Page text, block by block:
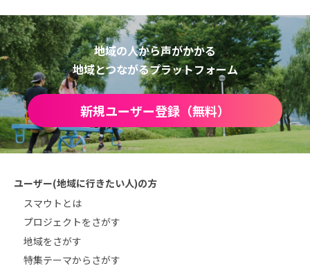
地域の人から声がかかる
地域とつながるプラットフォーム
新規ユーザー登録（無料）
ユーザー(地域に行きたい人)の方
スマウトとは
プロジェクトをさがす
地域をさがす
特集テーマからさがす